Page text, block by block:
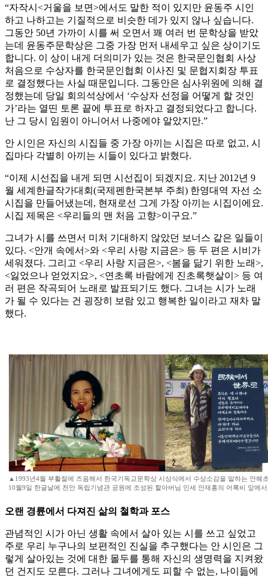
“자작시<거울을 보면>에서도 말한 적이 있지만 윤동주 시인
하고 나하고는 기질적으로 비슷한 데가 있지 않나 싶습니다.
그동안 50년 가까이 시를 써 오면서 꽤 여러 번 문학상을 받았
는데 윤동주문학상은 그중 가장 먼저 내세우고 싶은 상이기도
합니다. 이 상이 내게 더의미가 있는 것은 한국문인협회 사상
처음으로 수상자를 한국문인협회 이사진 및 문협지회장 투표
로 결정했다는 사실 때문입니다. 그동안은 심사위원에 의해 결
정했는데 당일 회의석상에서 ‘수상자 선정을 어떻게 할 것인
가’라는 열띤 토론 끝에 투표로 하자고 결정되었다고 합니다.
난 그 당시 임원이 아니어서 나중에야 알았지만.”
안 시인은 자신의 시집들 중 가장 아끼는 시집은 따로 없고, 시
집마다 각별히 아끼는 시들이 있다고 밝혔다.
“이제 시선집을 내게 되면 시선집이 되겠지요. 지난 2012년 9
월 세계한글작가대회(국제펜한국본부 주최) 한영대역 자선 소
시집을 만들어냈는데, 현재로선 그게 가장 아끼는 시집이에요.
시집 제목은 <우리들의 맨 처음 고향>이구요.”
그녀가 시를 쓰면서 미처 기대하지 않았던 보너스 같은 일들이
있다. <안개 속에서>와 <우리 사랑 지금은> 등 두 편은 시비가
세워졌다. 그리고 <우리 사랑 지금은>, <봄을 닮기 위한 노래>,
<잃었으나 얻었지요>, <연초록 바람에게 진초록햇살이> 등 여
러 편은 작곡되어 노래로 발표되기도 했다. 그녀는 시가 노래
가 될 수 있다는 건 굉장히 보람 있고 행복한 일이라고 재차 말
했다.
▲1993년4월 부활절에 즈음해서 한국기독교문학상 시상식에서 수상소감을 말하는 안혜
10월9일 한글날에 천안 독립기념관 공원에 조성된 할아버님 민세 안재홍의 어록비 앞에
오랜 경륜에서 다져진 삶의 철학과 포스
관념적인 시가 아닌 생활 속에서 살아 있는 시를 쓰고 싶었고
주로 우리 누구나의 보편적인 진실을 추구했다는 안 시인은 그
렇게 살아있는 것에 대한 몰두를 통해 자신의 생명력을 지켜왔
던 건지도 모른다. 그러나 그녀에게도 피할 수 없는, 나이듦에